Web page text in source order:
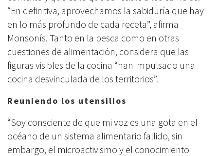
“En definitiva, aprovechamos la sabiduría que hay
en lo más profundo de cada receta”, afirma
Monsonís. Tanto en la pesca como en otras
cuestiones de alimentación, considera que las
figuras visibles de la cocina “han impulsado una
cocina desvinculada de los territorios”.
Reuniendo los utensilios
“Soy consciente de que mi voz es una gota en el
océano de un sistema alimentario fallido, sin
embargo, el microactivismo y el conocimiento